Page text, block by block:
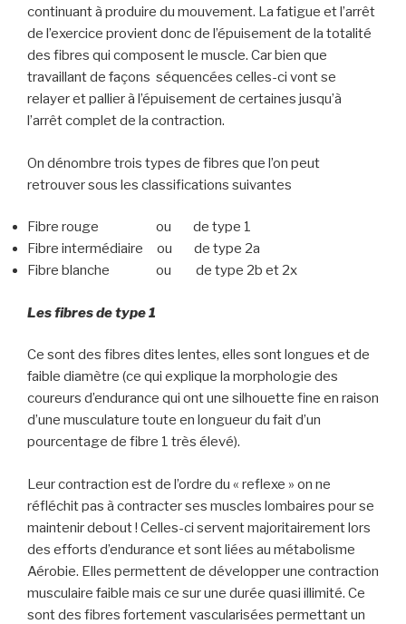
continuant à produire du mouvement. La fatigue et l’arrêt
de l’exercice provient donc de l’épuisement de la totalité
des fibres qui composent le muscle. Car bien que
travaillant de façons séquencées celles-ci vont se
relayer et pallier à l’épuisement de certaines jusqu’à
l’arrêt complet de la contraction.
On dénombre trois types de fibres que l’on peut
retrouver sous les classifications suivantes
Fibre rouge ou de type 1
Fibre intermédiaire ou de type 2a
Fibre blanche ou de type 2b et 2x
Les fibres de type 1
Ce sont des fibres dites lentes, elles sont longues et de
faible diamètre (ce qui explique la morphologie des
coureurs d’endurance qui ont une silhouette fine en raison
d’une musculature toute en longueur du fait d’un
pourcentage de fibre 1 très élevé).
Leur contraction est de l’ordre du « reflexe » on ne
réfléchit pas à contracter ses muscles lombaires pour se
maintenir debout ! Celles-ci servent majoritairement lors
des efforts d’endurance et sont liées au métabolisme
Aérobie. Elles permettent de développer une contraction
musculaire faible mais ce sur une durée quasi illimité. Ce
sont des fibres fortement vascularisées permettant un